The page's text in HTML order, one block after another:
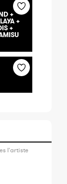
+
+
+
l'artiste